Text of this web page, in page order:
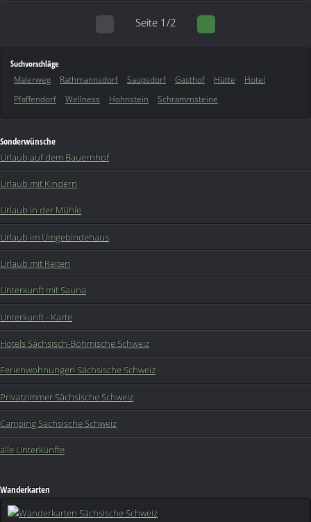
Seite 1/2
Suchvorschläge
Malerweg
Rathmannsdorf Saupsdorf Gasthof Hütte
Hotel
Pfaffendorf
Wellness Hohnstein Schrammsteine
Sonderwünsche
Urlaub auf dem Bauernhof
Urlaub mit Kindern
Urlaub in der Mühle
Urlaub im Umgebindehaus
Urlaub mit Reiten
Unterkunft mit Sauna
Unterkunft - Karte
Hotels Sächsisch-Böhmische Schweiz
Ferienwohnungen Sächsische Schweiz
Privatzimmer Sächsische Schweiz
Camping Sächsische Schweiz
alle Unterkünfte
Wanderkarten